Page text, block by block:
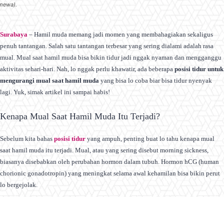
Surabaya – Hamil muda memang jadi momen yang membahagiakan sekaligus
penuh tantangan. Salah satu tantangan terbesar yang sering dialami adalah rasa
mual. Mual saat hamil muda bisa bikin tidur jadi nggak nyaman dan mengganggu
aktivitas sehari-hari. Nah, lo nggak perlu khawatir, ada beberapa posisi tidur untuk
mengurangi mual saat hamil muda yang bisa lo coba biar bisa tidur nyenyak
lagi. Yuk, simak artikel ini sampai habis!
Kenapa Mual Saat Hamil Muda Itu Terjadi?
Sebelum kita bahas posisi tidur yang ampuh, penting buat lo tahu kenapa mual
saat hamil muda itu terjadi. Mual, atau yang sering disebut morning sickness,
biasanya disebabkan oleh perubahan hormon dalam tubuh. Hormon hCG (human
chorionic gonadotropin) yang meningkat selama awal kehamilan bisa bikin perut
lo bergejolak.